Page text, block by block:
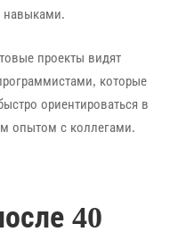
навыками.
проекты видят
которые
ориентироваться в
опытом с коллегами.
40